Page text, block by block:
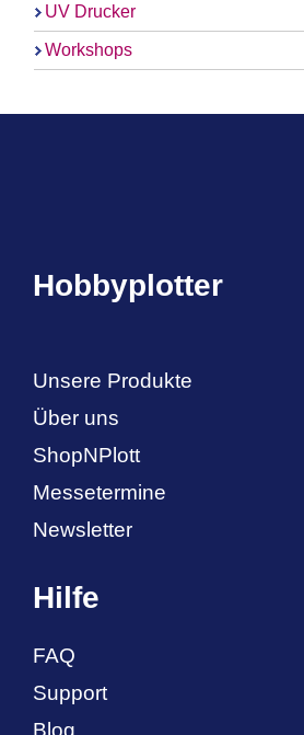
UV Drucker
Workshops
Hobbyplotter
Unsere Produkte
Über uns
ShopNPlott
Messetermine
Newsletter
Hilfe
FAQ
Support
Blog